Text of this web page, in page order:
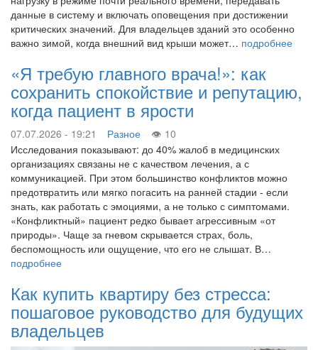
данные в систему и включать оповещения при достижении
критических значений. Для владельцев зданий это особенно
важно зимой, когда внешний вид крыши может… подробнее
«Я требую главного врача!»: как
сохранить спокойствие и репутацию,
когда пациент в ярости
07.07.2026 - 19:21 Разное
10
Исследования показывают: до 40% жалоб в медицинских
организациях связаны не с качеством лечения, а с
коммуникацией. При этом большинство конфликтов можно
предотвратить или мягко погасить на ранней стадии - если
знать, как работать с эмоциями, а не только с симптомами.
«Конфликтный» пациент редко бывает агрессивным «от
природы». Чаще за гневом скрывается страх, боль,
беспомощность или ощущение, что его не слышат. В…
подробнее
Как купить квартиру без стресса:
пошаговое руководство для будущих
владельцев